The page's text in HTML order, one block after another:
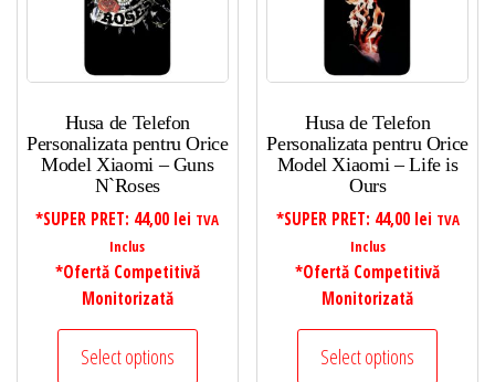
Husa de Telefon
Personalizata pentru Orice
Model Xiaomi – Guns
N`Roses
*SUPER PRET: 44,00 lei TVA
Inclus
*Ofertă Competitivă
Monitorizată
Select options
Husa de Telefon
Personalizata pentru Orice
Model Xiaomi – Life is
Ours
*SUPER PRET: 44,00 lei TVA
Inclus
*Ofertă Competitivă
Monitorizată
Select options